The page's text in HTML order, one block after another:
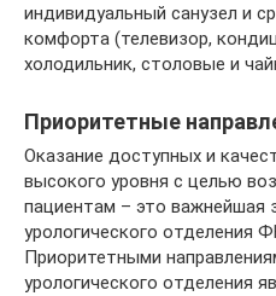
индивидуальный санузел и
комфорта (телевизор,
холодильник, столовые и
Приоритетные
Оказание доступных и
высокого уровня с целью
пациентам – это важнейшая
урологического
Приоритетными
урологического отделения